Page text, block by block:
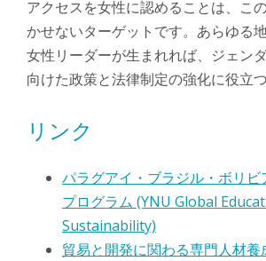
アクセスを女性に認めることは、こ
かせないターゲットです。あらゆる
女性リーダーが生まれれば、ジェン
向けた政策と法律制定の強化に役立
リンク
パラグアイ・ブラジル・ボリビ
プログラム (YNU Global
Sustainability)
貿易と開発に関わる専門人材